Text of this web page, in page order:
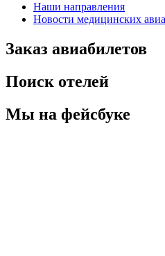
Наши направления
Новости медицинских
Заказ авиабилетов
Поиск отелей
Мы на фейсбуке